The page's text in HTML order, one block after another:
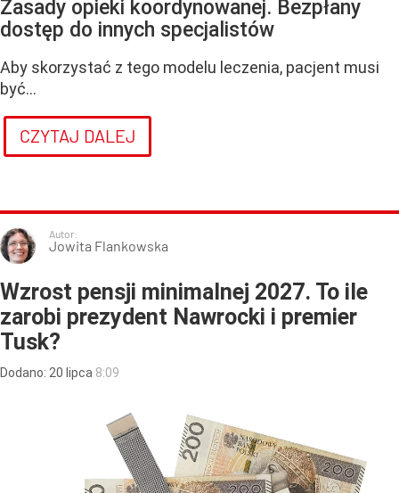
Zasady opieki koordynowanej. Bezpłany
dostęp do innych specjalistów
Aby skorzystać z tego modelu leczenia, pacjent musi
być...
CZYTAJ DALEJ
Autor:
Jowita Flankowska
Wzrost pensji minimalnej 2027. To ile
zarobi prezydent Nawrocki i premier
Tusk?
Dodano: 20 lipca 8:09